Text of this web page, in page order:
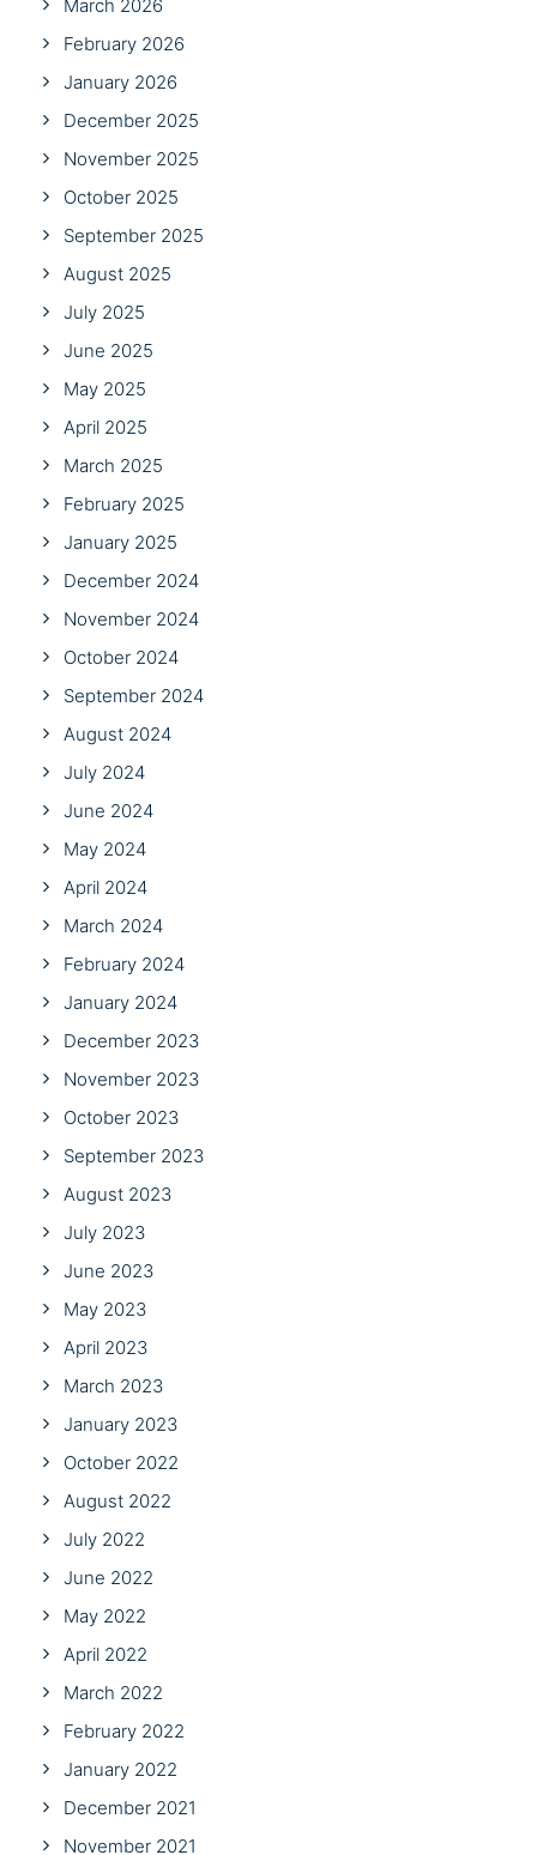
March 2026
February 2026
January 2026
December 2025
November 2025
October 2025
September 2025
August 2025
July 2025
June 2025
May 2025
April 2025
March 2025
February 2025
January 2025
December 2024
November 2024
October 2024
September 2024
August 2024
July 2024
June 2024
May 2024
April 2024
March 2024
February 2024
January 2024
December 2023
November 2023
October 2023
September 2023
August 2023
July 2023
June 2023
May 2023
April 2023
March 2023
January 2023
October 2022
August 2022
July 2022
June 2022
May 2022
April 2022
March 2022
February 2022
January 2022
December 2021
November 2021